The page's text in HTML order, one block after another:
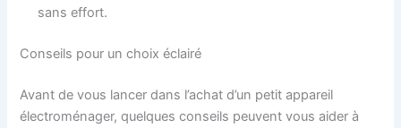
sans effort.
Conseils pour un choix éclairé
Avant de vous lancer dans l’achat d’un petit appareil
électroménager, quelques conseils peuvent vous aider à